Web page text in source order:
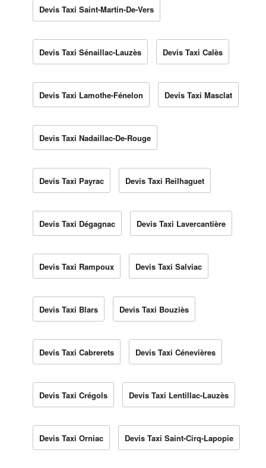
Devis Taxi Saint-Martin-De-Vers
Devis Taxi Sénaillac-Lauzès Devis Taxi Calès
Devis Taxi Lamothe-Fénelon Devis Taxi Masclat
Devis Taxi Nadaillac-De-Rouge
Devis Taxi Payrac Devis Taxi Reilhaguet
Devis Taxi Dégagnac Devis Taxi Lavercantière
Devis Taxi Rampoux Devis Taxi Salviac
Devis Taxi Blars Devis Taxi Bouziès
Devis Taxi Cabrerets Devis Taxi Cénevières
Devis Taxi Crégols Devis Taxi Lentillac-Lauzès
Devis Taxi Orniac Devis Taxi Saint-Cirq-Lapopie